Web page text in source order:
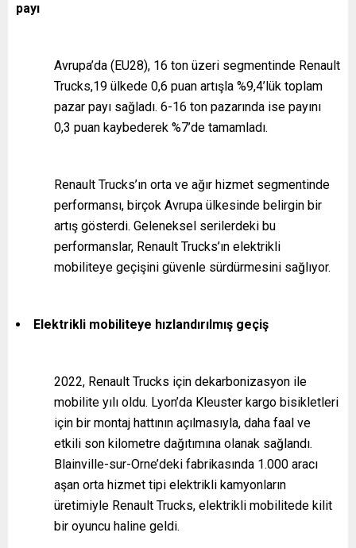
payı
Avrupa’da (EU28), 16 ton üzeri segmentinde Renault
Trucks,19 ülkede 0,6 puan artışla %9,4’lük toplam
pazar payı sağladı. 6-16 ton pazarında ise payını
0,3 puan kaybederek %7’de tamamladı.
Renault Trucks’ın orta ve ağır hizmet segmentinde
performansı, birçok Avrupa ülkesinde belirgin bir
artış gösterdi. Geleneksel serilerdeki bu
performanslar, Renault Trucks’ın elektrikli
mobiliteye geçişini güvenle sürdürmesini sağlıyor.
Elektrikli mobiliteye hızlandırılmış geçiş
2022, Renault Trucks için dekarbonizasyon ile
mobilite yılı oldu. Lyon’da Kleuster kargo bisikletleri
için bir montaj hattının açılmasıyla, daha faal ve
etkili son kilometre dağıtımına olanak sağlandı.
Blainville-sur-Orne’deki fabrikasında 1.000 aracı
aşan orta hizmet tipi elektrikli kamyonların
üretimiyle Renault Trucks, elektrikli mobilitede kilit
bir oyuncu haline geldi.